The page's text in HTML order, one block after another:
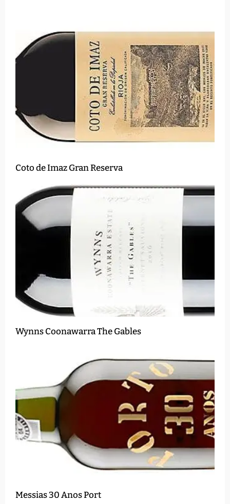
Coto de Imaz Gran Reserva
Wynns Coonawarra The Gables
Messias 30 Anos Port